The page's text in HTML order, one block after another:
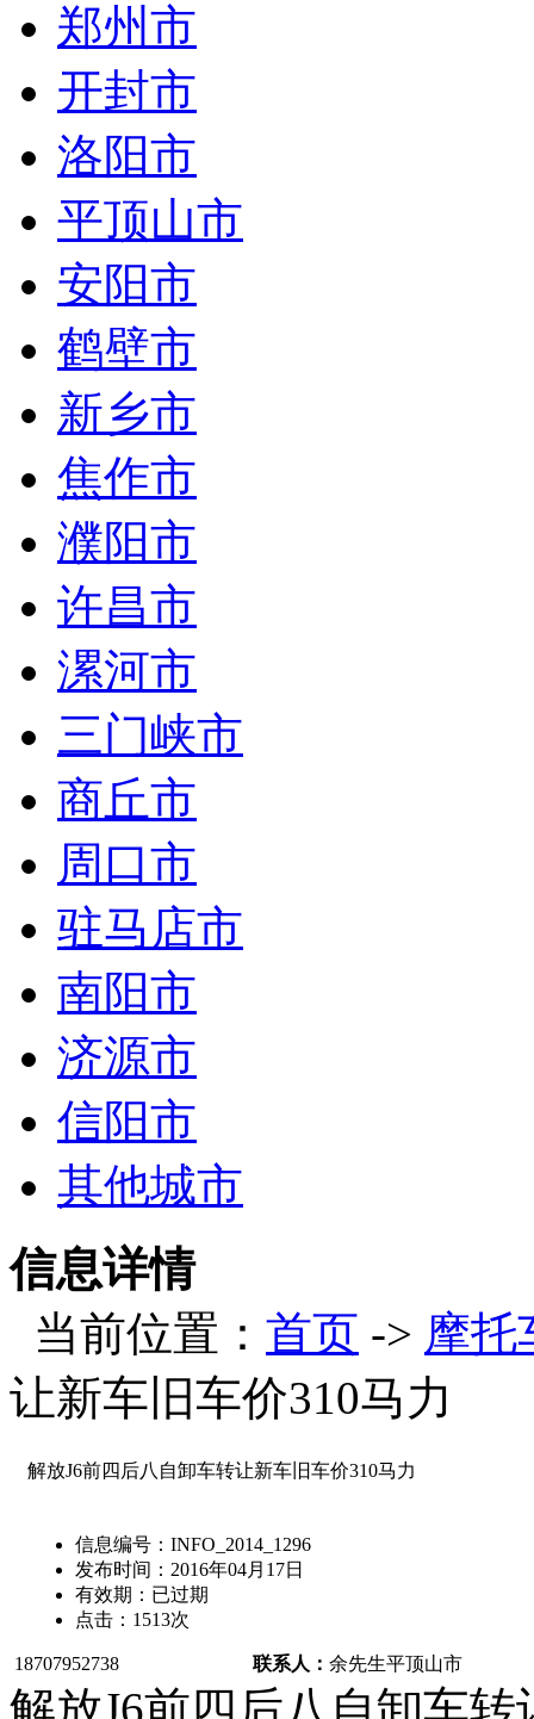
郑州市
开封市
洛阳市
平顶山市
安阳市
鹤壁市
新乡市
焦作市
濮阳市
许昌市
漯河市
三门峡市
商丘市
周口市
驻马店市
南阳市
济源市
信阳市
其他城市
信息详情
当前位置： 首页 -> 摩托
让新车旧车价310马力
解放J6前四后八自卸车转让新车旧车价310马力
信息编号： INFO_2014_1296
发布时间： 2016年04月17日
有效期： 已过期
点击： 1513次
18707952738 联系人： 余先生平顶山市